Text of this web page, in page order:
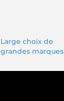
Large choix de
grandes marques